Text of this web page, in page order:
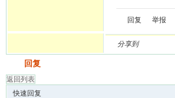
回复 举报
分享到
回复
返回列表
快速回复